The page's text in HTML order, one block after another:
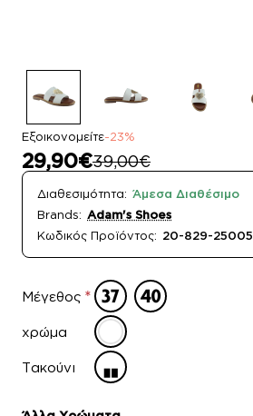
Εξοικονομείτε-23%
29,90€39,00€
Διαθεσιμότητα: Άμεσα Διαθέσιμο
Brands: Adam's Shoes
Κωδικός Προϊόντος: 20-829-25005
Μέγεθος
χρώμα
Τακούνι